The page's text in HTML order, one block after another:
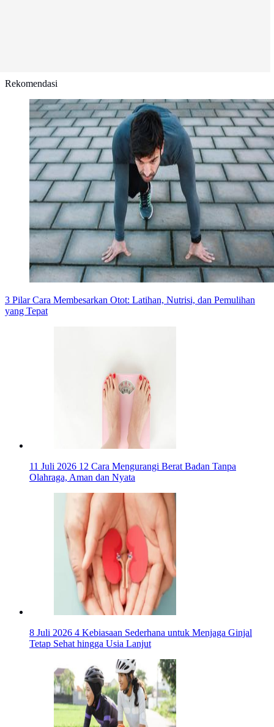
Rekomendasi
3 Pilar Cara Membesarkan Otot: Latihan, Nutrisi, dan Pemulihan
yang Tepat
11 Juli 2026 12 Cara Mengurangi Berat Badan Tanpa
Olahraga, Aman dan Nyata
8 Juli 2026 4 Kebiasaan Sederhana untuk Menjaga Ginjal
Tetap Sehat hingga Usia Lanjut